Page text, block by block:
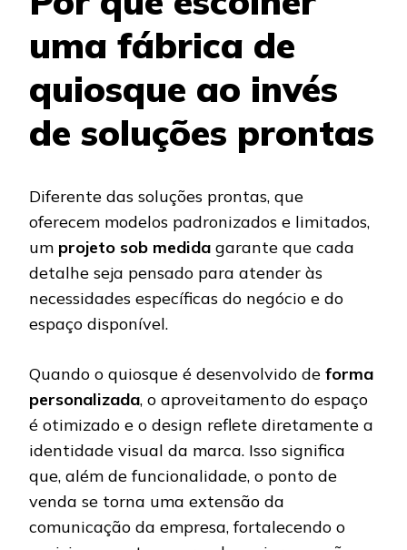
uma fábrica de
quiosque ao invés
de soluções prontas
Diferente das soluções prontas, que
oferecem modelos padronizados e limitados,
um projeto sob medida garante que cada
detalhe seja pensado para atender às
necessidades específicas do negócio e do
espaço disponível.
Quando o quiosque é desenvolvido de forma
personalizada, o aproveitamento do espaço
é otimizado e o design reflete diretamente a
identidade visual da marca. Isso significa
que, além de funcionalidade, o ponto de
venda se torna uma extensão da
comunicação da empresa, fortalecendo o